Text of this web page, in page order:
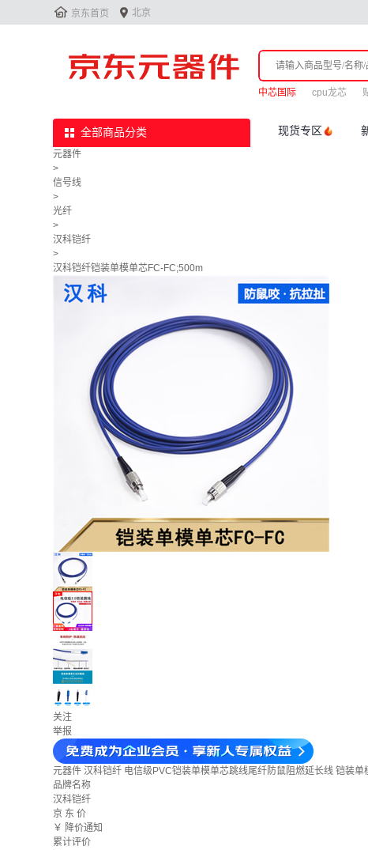
 京东首页  北京
中芯国际 cpu龙芯
全部商品分类 现货专区
元器件
>
信号线
>
光纤
>
汉科铠纤
>
汉科铠纤铠装单模单芯FC-FC;500m
关注
举报
元器件 汉科铠纤 电信级PVC铠装单模单芯跳线尾纤防鼠阻燃延长线 铠装
品牌名称
汉科铠纤
京 东 价
￥ 降价通知
累计评价